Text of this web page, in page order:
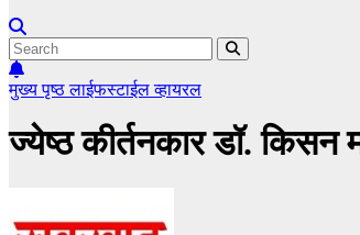
मुख्य पृष्ठलाईफस्टाईलव्हायरल
ज्येष्ठ कीर्तनकार डॉ. किसन